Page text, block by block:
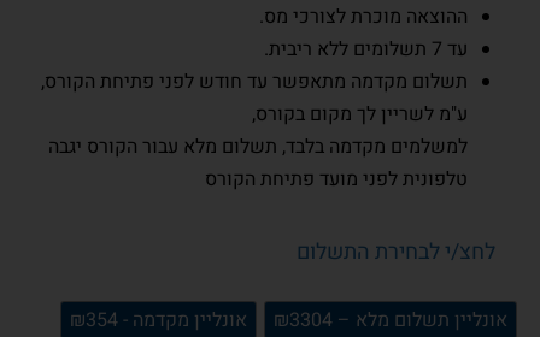
ההוצאה מוכרת לצורכי מס.
עד 7 תשלומים ללא ריבית.
תשלום מקדמה מתאפשר עד חודש לפני פתיחת הקורס,
ע"מ לשריין לך מקום בקורס,
למשלמים מקדמה בלבד, תשלום מלא עבור הקורס יגבה
טלפונית לפני מועד פתיחת הקורס
לחצ/י לבחירת התשלום
אונליין תשלום מלא – ₪3304 אונליין מקדמה - ₪354